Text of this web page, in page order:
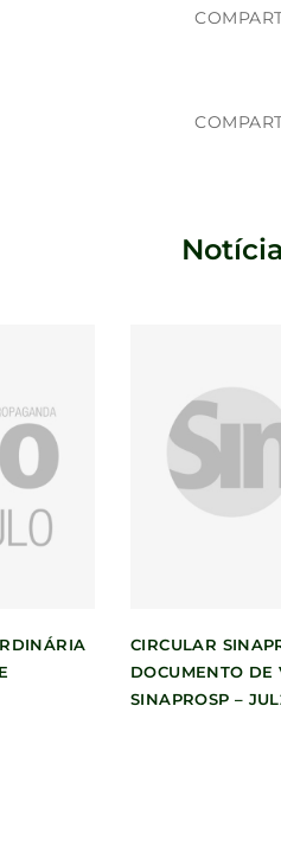
CIRCULAR
DOCUMENTO DE
SINAPROSP –